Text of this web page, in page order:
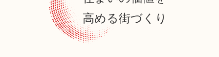
高める街づくり